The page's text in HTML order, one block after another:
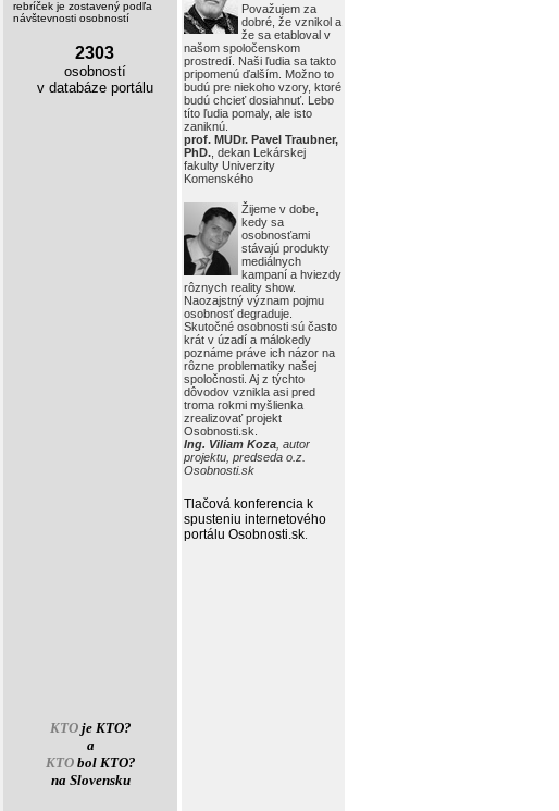
Považujem za
dobré, že vznikol a
že sa etabloval v
našom spoločenskom
prostredí. Naši ľudia sa takto
pripomenú ďalším. Možno to
budú pre niekoho vzory, ktoré
budú chcieť dosiahnuť. Lebo
títo ľudia pomaly, ale isto
zaniknú.
prof. MUDr. Pavel Traubner,
PhD. , dekan Lekárskej
fakulty Univerzity
Komenského
Žijeme v dobe,
kedy sa
osobnosťami
stávajú produkty
mediálnych
kampaní a hviezdy
rôznych reality show.
Naozajstný význam pojmu
osobnosť degraduje.
Skutočné osobnosti sú často
krát v úzadí a málokedy
poznáme práve ich názor na
rôzne problematiky našej
spoločnosti. Aj z týchto
dôvodov vznikla asi pred
troma rokmi myšlienka
zrealizovať projekt
Osobnosti.sk.
Ing. Viliam Koza , autor
projektu, predseda o.z.
Osobnosti.sk
Tlačová konferencia k
spusteniu internetového
portálu Osobnosti.sk
rebríček je zostavený podľa
návštevnosti osobností
2303
osobností
v databáze portálu
KTOje KTO?
a
KTObol KTO?
na Slovensku